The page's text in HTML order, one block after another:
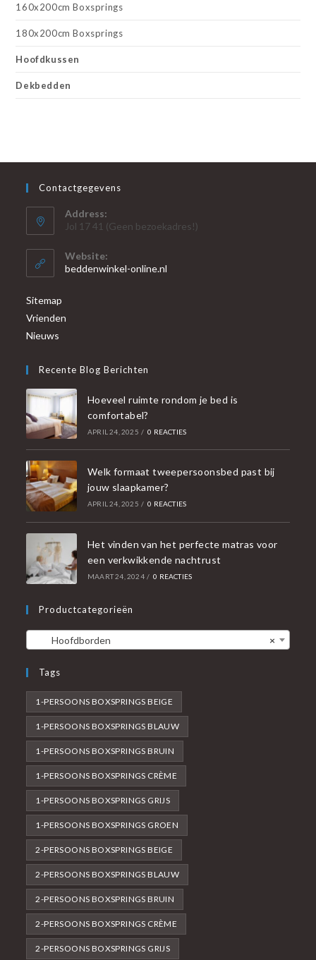
160x200cm Boxsprings
180x200cm Boxsprings
Hoofdkussen
Dekbedden
Contactgegevens
Address:
Jol 17 41 (Geen bezoekadres!)
Website:
beddenwinkel-online.nl
Sitemap
Vrienden
Nieuws
Recente Blog Berichten
Hoeveel ruimte rondom je bed is
comfortabel?
APRIL 24, 2025 / 0 REACTIES
Welk formaat tweepersoonsbed past bij
jouw slaapkamer?
APRIL 24, 2025 / 0 REACTIES
Het vinden van het perfecte matras voor
een verkwikkende nachtrust
MAART 24, 2024 / 0 REACTIES
Productcategorieën
×
Hoofdborden
Tags
1-PERSOONS BOXSPRINGS BEIGE
1-PERSOONS BOXSPRINGS BLAUW
1-PERSOONS BOXSPRINGS BRUIN
1-PERSOONS BOXSPRINGS CRÈME
1-PERSOONS BOXSPRINGS GRIJS
1-PERSOONS BOXSPRINGS GROEN
2-PERSOONS BOXSPRINGS BEIGE
2-PERSOONS BOXSPRINGS BLAUW
2-PERSOONS BOXSPRINGS BRUIN
2-PERSOONS BOXSPRINGS CRÈME
2-PERSOONS BOXSPRINGS GRIJS